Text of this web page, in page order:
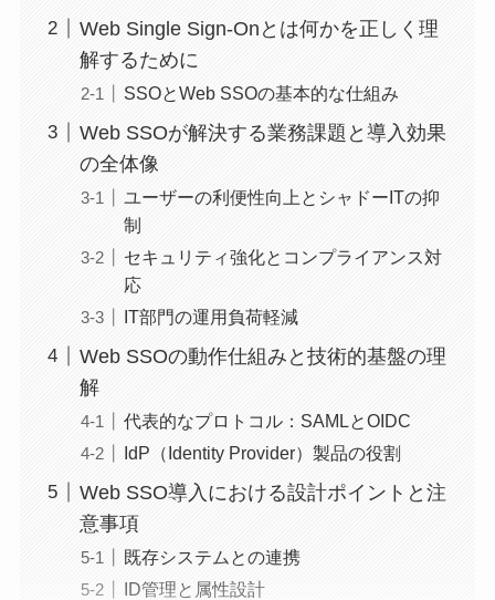
Web Single Sign-Onとは何かを正しく理
解するために
SSOとWeb SSOの基本的な仕組み
Web SSOが解決する業務課題と導入効果
の全体像
ユーザーの利便性向上とシャドーITの抑
制
セキュリティ強化とコンプライアンス対
応
IT部門の運用負荷軽減
Web SSOの動作仕組みと技術的基盤の理
解
代表的なプロトコル：SAMLとOIDC
IdP（Identity Provider）製品の役割
Web SSO導入における設計ポイントと注
意事項
既存システムとの連携
ID管理と属性設計